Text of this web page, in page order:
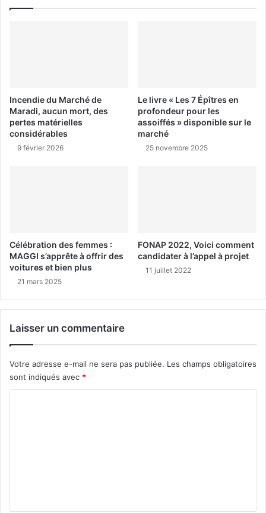
Incendie du Marché de
Maradi, aucun mort, des
pertes matérielles
considérables
9 février 2026
Le livre « Les 7 Épîtres en
profondeur pour les
assoiffés » disponible sur le
marché
25 novembre 2025
Célébration des femmes :
MAGGI s’apprête à offrir des
voitures et bien plus
21 mars 2025
FONAP 2022, Voici comment
candidater à l’appel à projet
11 juillet 2022
Laisser un commentaire
Votre adresse e-mail ne sera pas publiée. Les champs obligatoires
sont indiqués avec *